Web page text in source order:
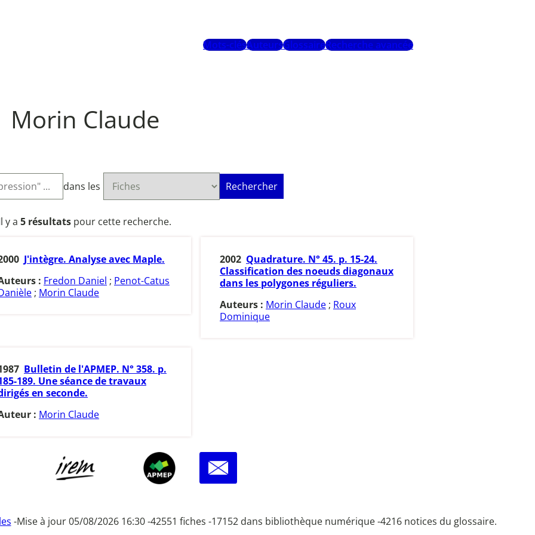
Mots-clésAuteursGlossaireRecherche avancée
Morin Claude
dans les Rechercher
y a 5 résultats pour cette recherche.
J'intègre. Analyse avec Maple.
: Fredon Daniel ; Penot-Catus
; Morin Claude
2002 Quadrature. N° 45. p. 15-24.
Classification des noeuds diagonaux
dans les polygones réguliers.
Auteurs : Morin Claude ; Roux
Dominique
Bulletin de l'APMEP. N° 358. p.
189. Une séance de travaux
en seconde.
: Morin Claude
-Mise à jour 05/08/2026 16:30 -42551 fiches -17152 dans bibliothèque numérique -4216 notices du glossaire.